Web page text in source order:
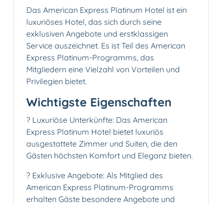
Das American Express Platinum Hotel ist ein
luxuriöses Hotel, das sich durch seine
exklusiven Angebote und erstklassigen
Service auszeichnet. Es ist Teil des American
Express Platinum-Programms, das
Mitgliedern eine Vielzahl von Vorteilen und
Privilegien bietet.
Wichtigste Eigenschaften
? Luxuriöse Unterkünfte: Das American
Express Platinum Hotel bietet luxuriös
ausgestattete Zimmer und Suiten, die den
Gästen höchsten Komfort und Eleganz bieten.
? Exklusive Angebote: Als Mitglied des
American Express Platinum-Programms
erhalten Gäste besondere Angebote und